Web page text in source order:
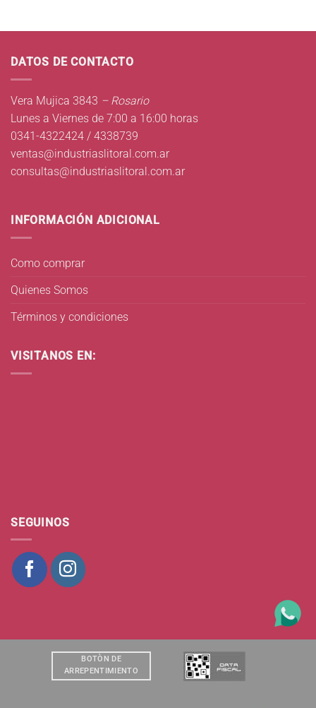
DATOS DE CONTACTO
Vera Mujica 3843 – Rosario
Lunes a Viernes de 7:00 a 16:00 horas
0341-4322424 / 4338739
ventas@industriaslitoral.com.ar
consultas@industriaslitoral.com.ar
INFORMACIÓN ADICIONAL
Como comprar
Quienes Somos
Términos y condiciones
VISITANOS EN:
SEGUINOS
BOTÒN DE
ARREPENTIMIENTO